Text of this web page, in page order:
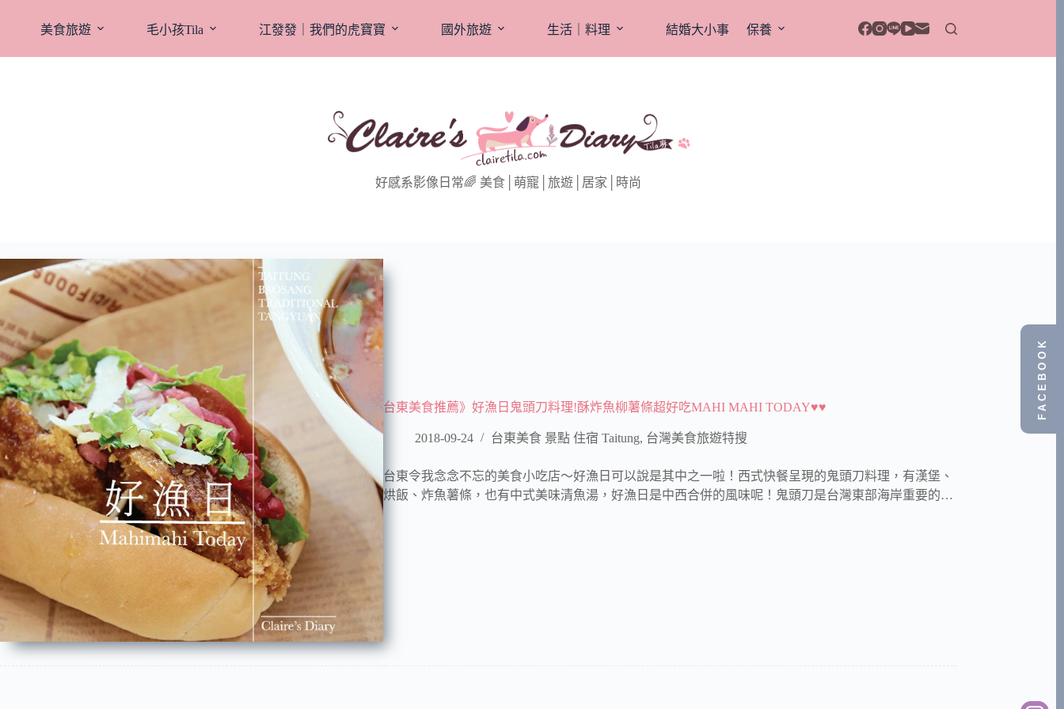
美食旅遊 毛小孩Tila 江發發｜我們的虎寶寶 國外旅遊 生活｜料理 結婚大小事 保養
好感系影像日常🌈 美食│萌寵│旅遊│居家│時尚
台東美食推薦》好漁日鬼頭刀料理!酥炸魚柳薯條超好吃MAHI MAHI TODAY♥♥
2018-09-24 台東美食 景點 住宿 Taitung, 台灣美食旅遊特搜
台東令我念念不忘的美食小吃店～好漁日可以說是其中之一啦！西式快餐呈現的鬼頭刀料理，有漢堡、
烘飯、炸魚薯條，也有中式美味清魚湯，好漁日是中西合併的風味呢！鬼頭刀是台灣東部海岸重要的…
FACEBOOK